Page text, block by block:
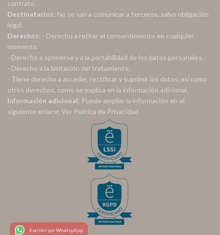
contrato.
Destinatarios: No se van a comunicar a terceros, salvo obligación
legal.
Derechos: - Derecho a retirar el consentimiento en cualquier
momento.
- Derecho a oponerse y a la portabilidad de los datos personales.
- Derecho a la limitación del tratamiento.
- Tiene derecho a acceder, rectificar y suprimir los datos, así como
otros derechos, como se explica en la información adicional.
Información adicional: Puede ampliar la información en el
siguiente enlace: Ver Política de Privacidad
Escribir por WhatspApp